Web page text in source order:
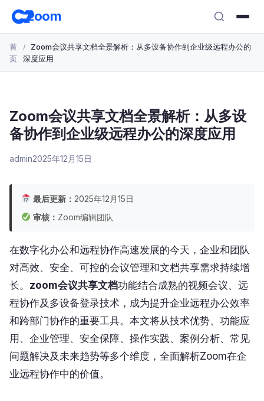
至
zoom
首
页
Zoom会议共享文档全景解析：从多设备协作到企业级远程办公的
深度应用
Zoom会议共享文档全景解析：从多设
备协作到企业级远程办公的深度应用
admin2025年12月15日
最后更新： 2025年12月15日
审核： Zoom编辑团队
在数字化办公和远程协作高速发展的今天，企业和团队
对高效、安全、可控的会议管理和文档共享需求持续增
长。 zoom会议共享文档功能结合成熟的视频会议、远
程协作及多设备登录技术，成为提升企业远程办公效率
和跨部门协作的重要工具。本文将从技术优势、功能应
用、企业管理、安全保障、操作实践、案例分析、常见
问题解决及未来趋势等多个维度，全面解析Zoom在企
业远程协作中的价值。